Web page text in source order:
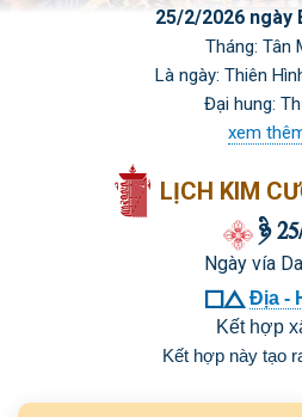
25/2/2026 ngày
Tháng: Tân
Là ngày: Thiên
Đại hung:
xem
LỊCH KIM

Ngày vía
Địa -
Kết hợp
Kết hợp này tạo